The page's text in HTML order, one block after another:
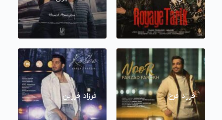
فرزاد فرخ فرزاد فرزین